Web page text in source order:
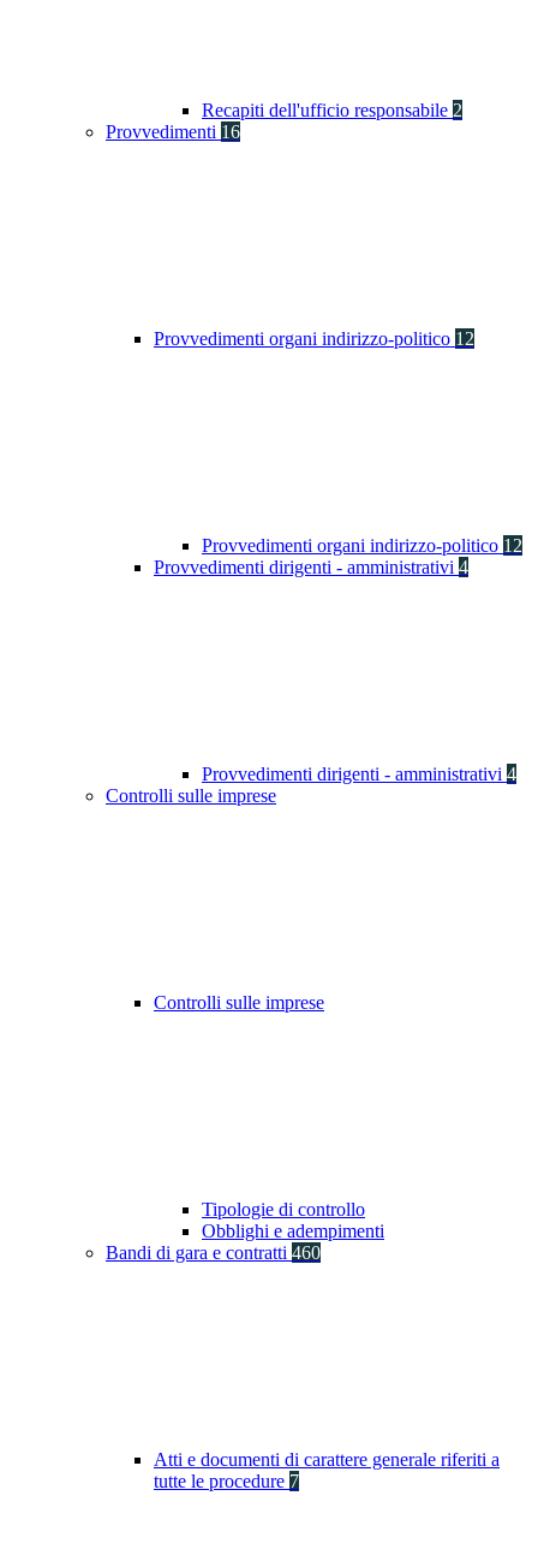
Recapiti dell'ufficio responsabile 2
Provvedimenti 16
Provvedimenti organi indirizzo-politico 12
Provvedimenti organi indirizzo-politico 12
Provvedimenti dirigenti - amministrativi 4
Provvedimenti dirigenti - amministrativi 4
Controlli sulle imprese
Controlli sulle imprese
Tipologie di controllo
Obblighi e adempimenti
Bandi di gara e contratti 460
Atti e documenti di carattere generale riferiti a
tutte le procedure 7